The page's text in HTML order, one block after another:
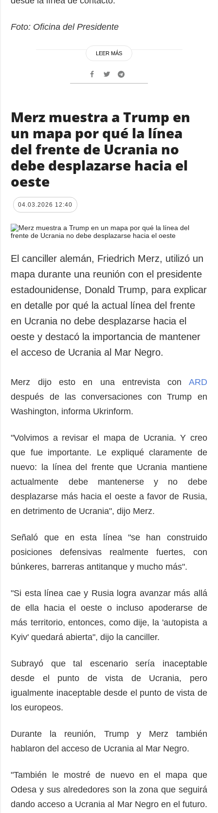
Foto: Oficina del Presidente
LEER MÁS
Merz muestra a Trump en
un mapa por qué la línea
del frente de Ucrania no
debe desplazarse hacia el
oeste
04.03.2026 12:40
El canciller alemán, Friedrich Merz, utilizó un
mapa durante una reunión con el presidente
estadounidense, Donald Trump, para explicar
en detalle por qué la actual línea del frente
en Ucrania no debe desplazarse hacia el
oeste y destacó la importancia de mantener
el acceso de Ucrania al Mar Negro.
Merz dijo esto en una entrevista con ARD
después de las conversaciones con Trump en
Washington, informa Ukrinform.
"Volvimos a revisar el mapa de Ucrania. Y creo
que fue importante. Le expliqué claramente de
nuevo: la línea del frente que Ucrania mantiene
actualmente debe mantenerse y no debe
desplazarse más hacia el oeste a favor de Rusia,
en detrimento de Ucrania", dijo Merz.
Señaló que en esta línea "se han construido
posiciones defensivas realmente fuertes, con
búnkeres, barreras antitanque y mucho más".
"Si esta línea cae y Rusia logra avanzar más allá
de ella hacia el oeste o incluso apoderarse de
más territorio, entonces, como dije, la 'autopista a
Kyiv' quedará abierta", dijo la canciller.
Subrayó que tal escenario sería inaceptable
desde el punto de vista de Ucrania, pero
igualmente inaceptable desde el punto de vista de
los europeos.
Durante la reunión, Trump y Merz también
hablaron del acceso de Ucrania al Mar Negro.
"También le mostré de nuevo en el mapa que
Odesa y sus alrededores son la zona que seguirá
dando acceso a Ucrania al Mar Negro en el futuro.